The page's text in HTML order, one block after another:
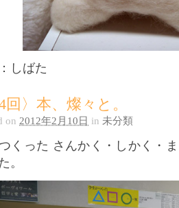
しばた
回〉本、燦々と。
on 2012年2月10日 in 未分類
くった さんかく・しかく・
。